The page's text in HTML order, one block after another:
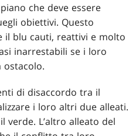
che deve essere
obiettivi. Questo
il blu cauti, reattivi e molto
inarrestabili se i loro
di disaccordo tra il
i loro altri due alleati.
verde. L’altro alleato del